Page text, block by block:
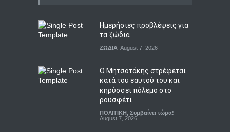
Ημερήσιες προβλέψεις για
τα ζώδια
ΖΩΔΙΑ August 7, 2026
Ο Μητσοτάκης στρέφεται
κατά του εαυτού του και
κηρύσσει πόλεμο στο
ρουσφέτι
ΠΟΛΙΤΙΚΗ, Συμβαίνει τώρα!
August 7, 2026